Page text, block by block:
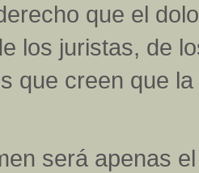
que el
los juristas, de
que creen que
será apenas